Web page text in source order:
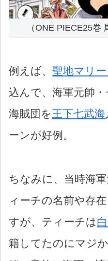
（ONE PIECE25巻
例えば、聖地マリ
込んで、海軍元帥
海賊団を王下七武海
ーンが好例。
ちなみに、当時海
ィーチの名前や存
すが、ティーチは
籍してたのにマジ